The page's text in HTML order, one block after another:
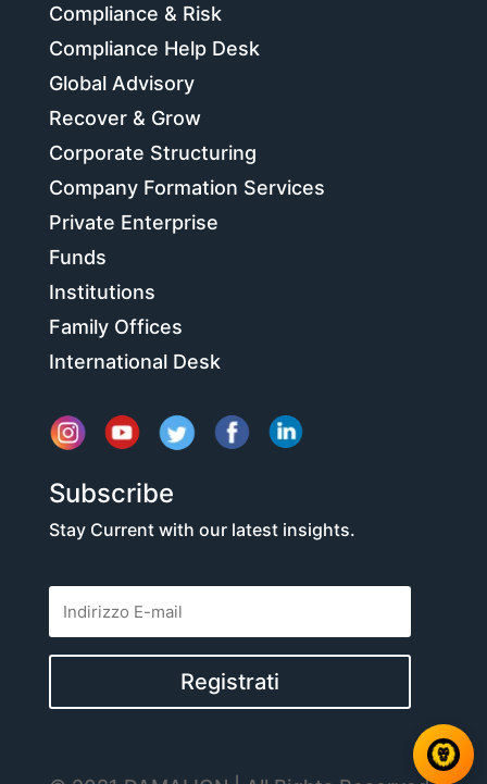
Compliance & Risk
Compliance Help Desk
Global Advisory
Recover & Grow
Corporate Structuring
Company Formation Services
Private Enterprise
Funds
Institutions
Family Offices
International Desk
Subscribe
Stay Current with our latest insights.
Registrati